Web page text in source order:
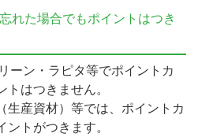
れた場合でもポイントはつき
ーン・ラピタ等でポイントカ
はつきません。
生産資材）等では、ポイントカ
トがつきます。